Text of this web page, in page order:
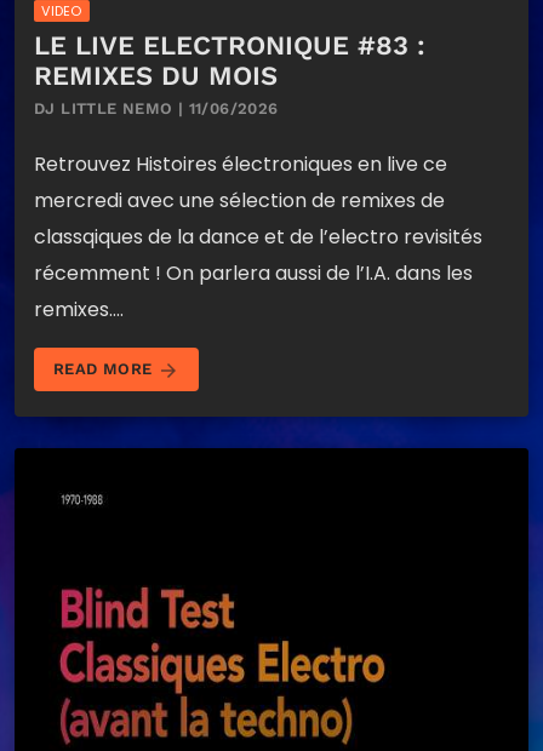
VIDEO
LE LIVE ELECTRONIQUE #83 :
REMIXES DU MOIS
DJ LITTLE NEMO | 11/06/2026
Retrouvez Histoires électroniques en live ce
mercredi avec une sélection de remixes de
classqiques de la dance et de l’electro revisités
récemment ! On parlera aussi de l’I.A. dans les
remixes….
READ MORE arrow_forward